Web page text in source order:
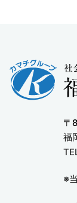
〒
福
※